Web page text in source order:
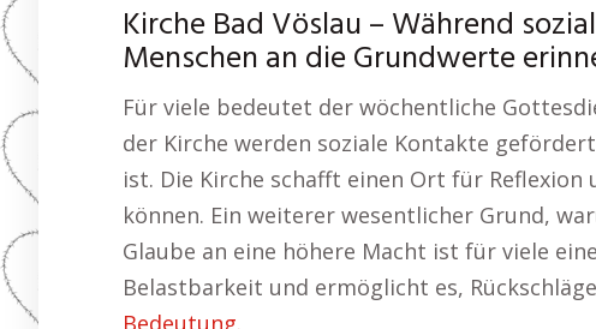
Kirche Bad Vöslau – Während
Menschen an die Grundwerte
Für viele bedeutet der wöchentliche
der Kirche werden soziale Kontakte
ist. Die Kirche schafft einen Ort für
können. Ein weiterer wesentlicher Grund,
Glaube an eine höhere Macht ist für viele
Belastbarkeit und ermöglicht es,
Bedeutung.